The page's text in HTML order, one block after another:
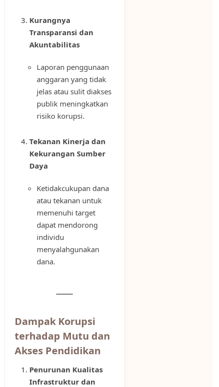
Kurangnya
Transparansi dan
Akuntabilitas
Laporan penggunaan
anggaran yang tidak
jelas atau sulit diakses
publik meningkatkan
risiko korupsi.
Tekanan Kinerja dan
Kekurangan Sumber
Daya
Ketidakcukupan dana
atau tekanan untuk
memenuhi target
dapat mendorong
individu
menyalahgunakan
dana.
Dampak Korupsi
terhadap Mutu dan
Akses Pendidikan
Penurunan Kualitas
Infrastruktur dan